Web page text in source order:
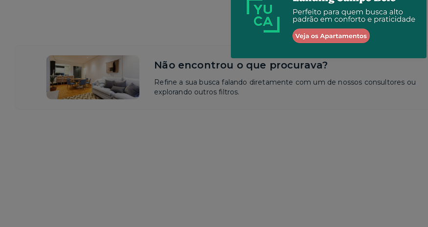
Não encontrou o que procurava?
Refine a sua busca falando diretamente com um de nossos consultores ou
explorando outros filtros.